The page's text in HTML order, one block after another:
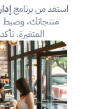
استفد من برنامج
المتغيرة.